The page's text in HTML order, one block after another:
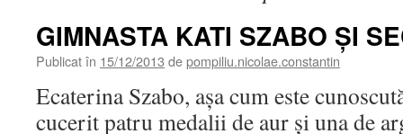
GIMNASTA KATI SZABO ŞI
Publicat în 15/12/2013 depompiliu.nicolae.constantin
Ecaterina Szabo, aşa cum este
cucerit patru medalii de aur şi una de